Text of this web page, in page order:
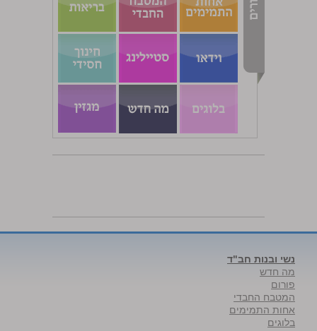
נשי ובנות חב"ד
מה חדש
פורום
המטבח החבדי
אחות התמימים
בלוגים